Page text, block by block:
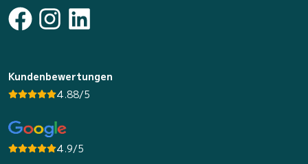
Kundenbewertungen
4.88/5
4.9/5